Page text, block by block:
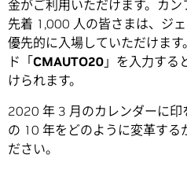
金がご利用いただけます。カ
先着 1,000 人の皆さまは、ジ
優先的に入場していただけま
ド「CMAUTO20 」を入力する
けられます。
2020 年 3 月のカレンダーに印
の 10 年をどのように変革する
ださい。